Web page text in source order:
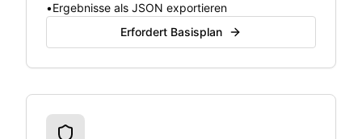
•Ergebnisse als JSON exportieren
Erfordert Basisplan